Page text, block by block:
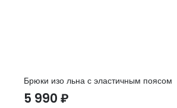
Брюки изо льна с эластичным поясом
5 990 ₽